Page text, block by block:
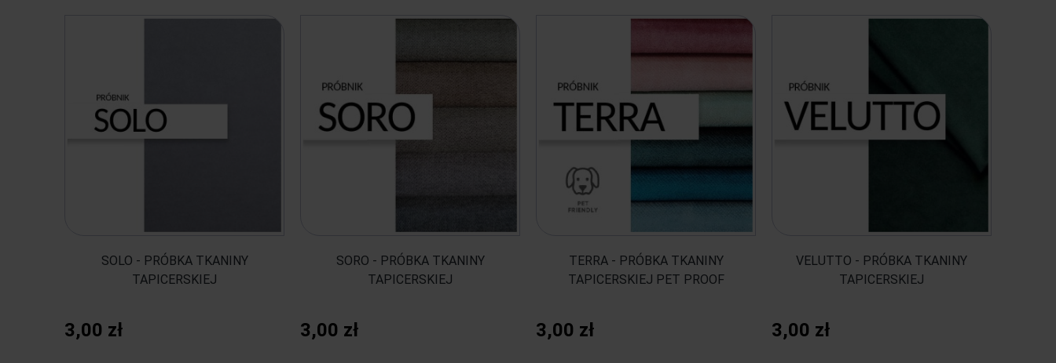
SOLO - PRÓBKA TKANINY
TAPICERSKIEJ
3,00 zł
SORO - PRÓBKA TKANINY
TAPICERSKIEJ
3,00 zł
TERRA - PRÓBKA TKANINY
TAPICERSKIEJ PET PROOF
3,00 zł
VELUTTO - PRÓBKA TKANINY
TAPICERSKIEJ
3,00 zł